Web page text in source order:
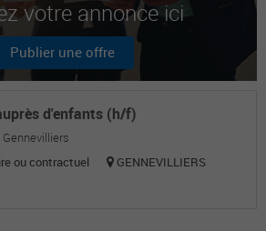
votre annonce ici
Publier une offre
d'enfants (h/f)
ou contractuel
GENNEVILLIERS